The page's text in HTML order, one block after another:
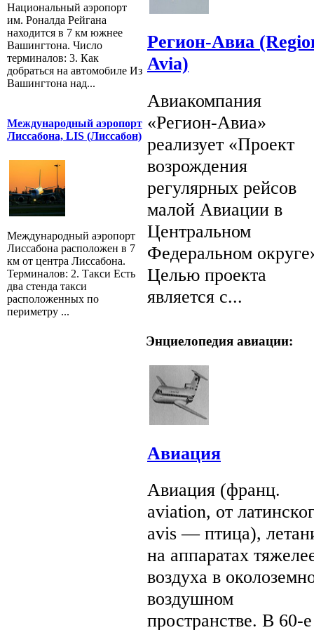
Национальный аэропорт
им. Роналда Рейгана
находится в 7 км южнее
Вашингтона. Число
терминалов: 3. Как
добраться на автомобиле Из
Вашингтона над...
Международный аэропорт
Лиссабона, LIS (Лиссабон)
Международный аэропорт
Лиссабона расположен в 7
км от центра Лиссабона.
Терминалов: 2. Такси Есть
два стенда такси
расположенных по
периметру ...
Регион-Авиа
Avia)
Авиакомпания
«Регион-Авиа»
реализует «Проект
возрождения
регулярных рейсов
малой Авиации в
Центральном
Федеральном
Целью проекта
является с...
Энциелопедия авиации:
Авиация
Авиация (франц.
aviation, от
avis — птица),
на аппаратах
воздуха в
воздушном
пространстве. В 60-е